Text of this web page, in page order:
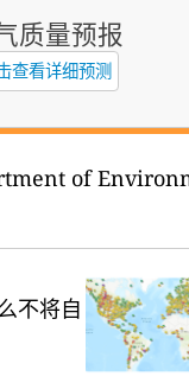
质量预报
查看详细预测
of
不将自